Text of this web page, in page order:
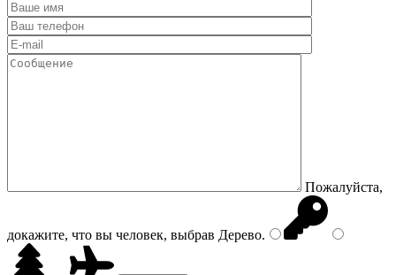
Пожалуйста,
докажите, что вы человек, выбрав Дерево.